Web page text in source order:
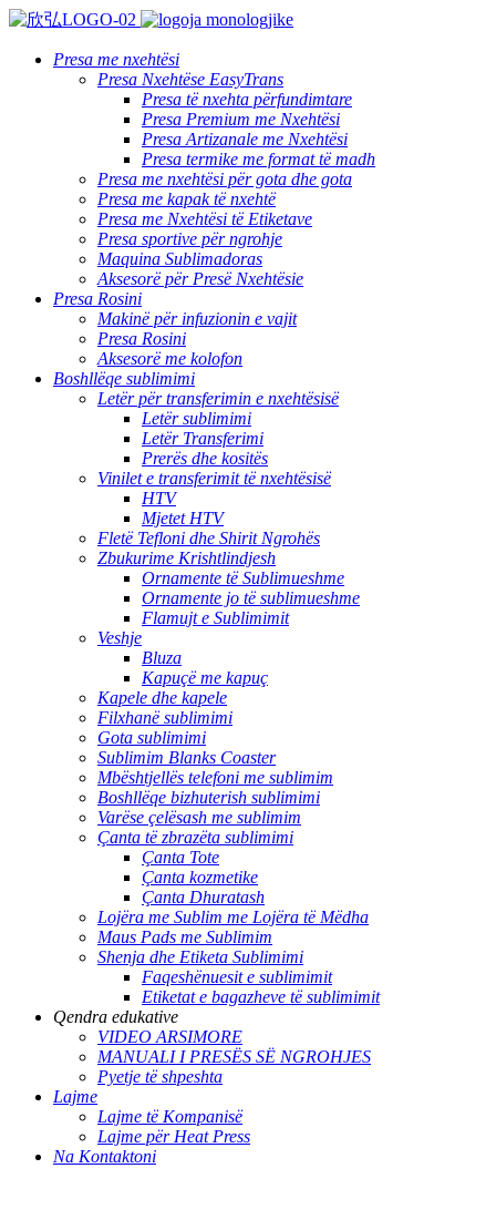
Presa me nxehtësi
Presa Nxehtëse EasyTrans
Presa të nxehta përfundimtare
Presa Premium me Nxehtësi
Presa Artizanale me Nxehtësi
Presa termike me format të madh
Presa me nxehtësi për gota dhe gota
Presa me kapak të nxehtë
Presa me Nxehtësi të Etiketave
Presa sportive për ngrohje
Maquina Sublimadoras
Aksesorë për Presë Nxehtësie
Presa Rosini
Makinë për infuzionin e vajit
Presa Rosini
Aksesorë me kolofon
Boshllëqe sublimimi
Letër për transferimin e nxehtësisë
Letër sublimimi
Letër Transferimi
Prerës dhe kositës
Vinilet e transferimit të nxehtësisë
HTV
Mjetet HTV
Fletë Tefloni dhe Shirit Ngrohës
Zbukurime Krishtlindjesh
Ornamente të Sublimueshme
Ornamente jo të sublimueshme
Flamujt e Sublimimit
Veshje
Bluza
Kapuçë me kapuç
Kapele dhe kapele
Filxhanë sublimimi
Gota sublimimi
Sublimim Blanks Coaster
Mbështjellës telefoni me sublimim
Boshllëqe bizhuterish sublimimi
Varëse çelësash me sublimim
Çanta të zbrazëta sublimimi
Çanta Tote
Çanta kozmetike
Çanta Dhuratash
Lojëra me Sublim me Lojëra të Mëdha
Maus Pads me Sublimim
Shenja dhe Etiketa Sublimimi
Faqeshënuesit e sublimimit
Etiketat e bagazheve të sublimimit
Qendra edukative
VIDEO ARSIMORE
MANUALI I PRESËS SË NGROHJES
Pyetje të shpeshta
Lajme
Lajme të Kompanisë
Lajme për Heat Press
Na Kontaktoni